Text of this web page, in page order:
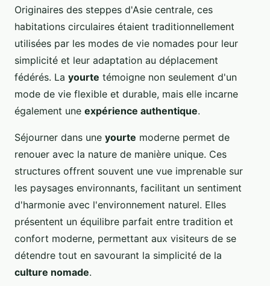
Originaires des steppes d'Asie centrale, ces
habitations circulaires étaient traditionnellement
utilisées par les modes de vie nomades pour leur
simplicité et leur adaptation au déplacement
fédérés. La yourte témoigne non seulement d'un
mode de vie flexible et durable, mais elle incarne
également une expérience authentique.
Séjourner dans une yourte moderne permet de
renouer avec la nature de manière unique. Ces
structures offrent souvent une vue imprenable sur
les paysages environnants, facilitant un sentiment
d'harmonie avec l'environnement naturel. Elles
présentent un équilibre parfait entre tradition et
confort moderne, permettant aux visiteurs de se
détendre tout en savourant la simplicité de la
culture nomade.